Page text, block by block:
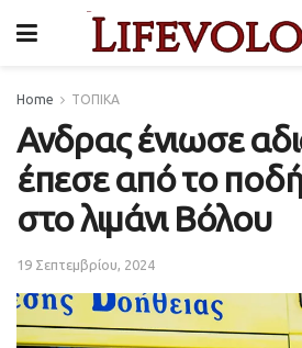
Home ΤΟΠΙΚΑ
Ανδρας ένιωσε
έπεσε από το
στο λιμάνι Βόλου
19 Σεπτεμβρίου, 2024